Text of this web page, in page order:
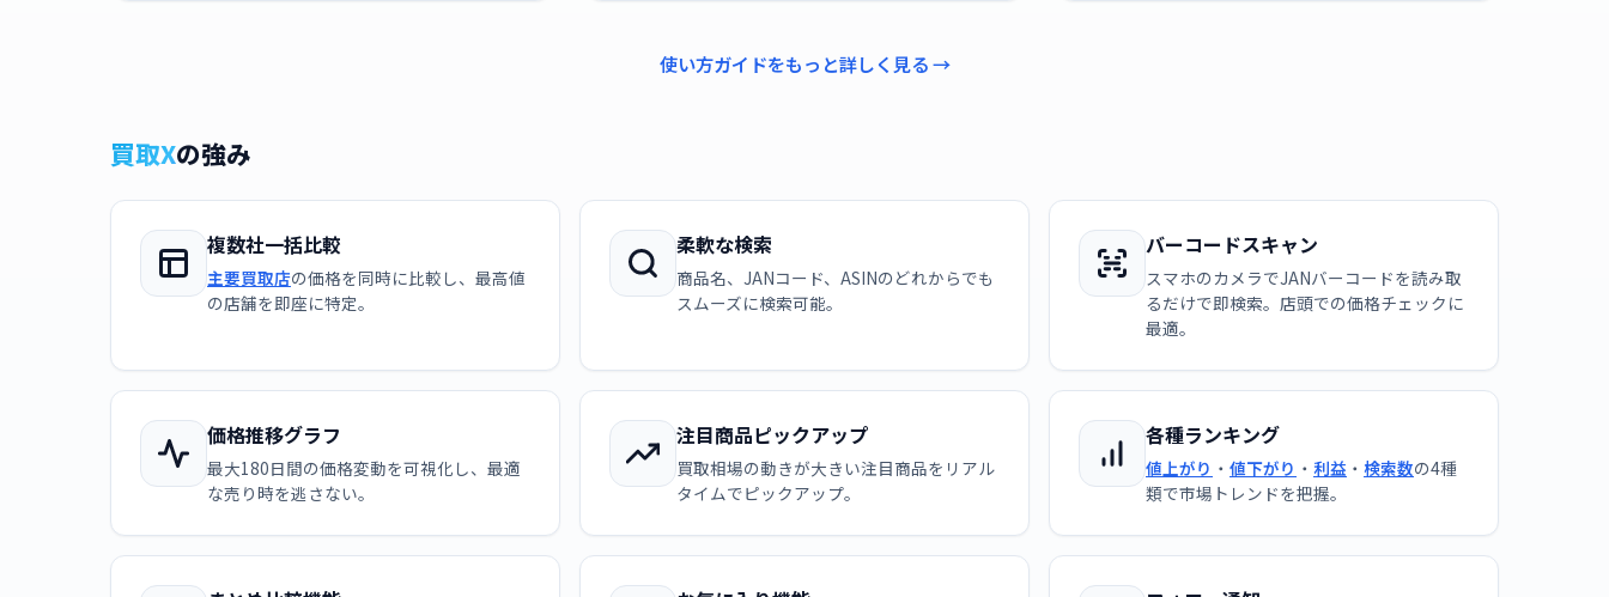
使い方ガイドをもっと詳しく見る →
買取Xの強み
複数社一括比較
主要買取店の価格を同時に比較し、最高値
の店舗を即座に特定。
柔軟な検索
商品名、JANコード、ASINのどれからでも
スムーズに検索可能。
バーコードスキャン
スマホのカメラでJANバーコードを読み取
るだけで即検索。店頭での価格チェックに
最適。
価格推移グラフ
最大180日間の価格変動を可視化し、最適
な売り時を逃さない。
注目商品ピックアップ
買取相場の動きが大きい注目商品をリアル
タイムでピックアップ。
各種ランキング
値上がり ・ 値下がり ・ 利益 ・ 検索数の4種
類で市場トレンドを把握。